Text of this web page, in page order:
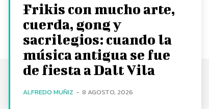
Frikis con mucho arte,
cuerda, gong y
sacrilegios: cuando la
música antigua se fue
de fiesta a Dalt Vila
ALFREDO MUÑIZ - 8 AGOSTO, 2026